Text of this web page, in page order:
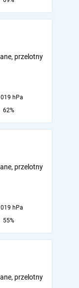
przelotny
hPa
62%
przelotny
hPa
55%
przelotny